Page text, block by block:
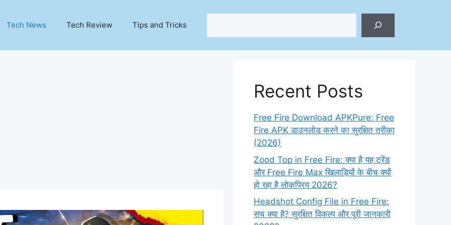
Tech News Tech Review Tips and Tricks
Recent Posts
Free Fire Download APKPure: Free
Fire APK डाउनलोड करने का सुरक्षित तरीका
(2026)
Zood Top in Free Fire: क्या है यह ट्रेंड
और Free Fire Max खिलाड़ियों के बीच क्यों
हो रहा है लोकप्रिय 2026?
Headshot Config File in Free Fire:
सच क्या है? सुरक्षित विकल्प और पूरी जानकारी